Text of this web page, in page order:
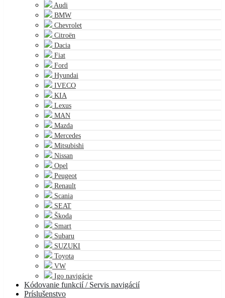
Audi
BMW
Chevrolet
Citroën
Dacia
Fiat
Ford
Hyundai
IVECO
KIA
Lexus
MAN
Mazda
Mercedes
Mitsubishi
Nissan
Opel
Peugeot
Renault
Scania
SEAT
Škoda
Smart
Subaru
SUZUKI
Toyota
VW
Igo navigácie
Kódovanie funkcií / Servis navigácií
Príslušenstvo